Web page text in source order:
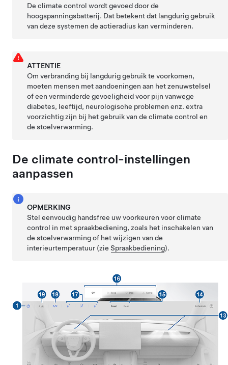
De climate control wordt gevoed door de
hoogspanningsbatterij. Dat betekent dat langdurig gebruik
van deze systemen de actieradius kan verminderen.
ATTENTIE
Om verbranding bij langdurig gebruik te voorkomen,
moeten mensen met aandoeningen aan het zenuwstelsel
of een verminderde gevoeligheid voor pijn vanwege
diabetes, leeftijd, neurologische problemen enz. extra
voorzichtig zijn bij het gebruik van de climate control en
de stoelverwarming.
De climate control-instellingen
aanpassen
OPMERKING
Stel eenvoudig handsfree uw voorkeuren voor climate
control in met spraakbediening, zoals het inschakelen van
de stoelverwarming of het wijzigen van de
interieurtemperatuur (zieSpraakbediening).